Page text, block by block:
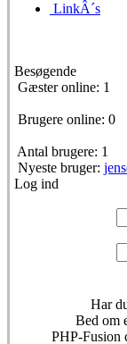
LinkÂ´s
Besøgende
Gæster online: 1
Brugere online: 0
Antal brugere: 1
Nyeste bruger:
Log ind
Har
Bed om
PHP-Fusion